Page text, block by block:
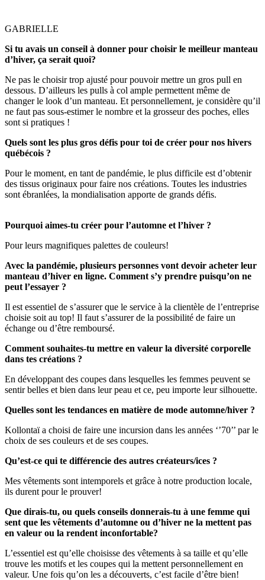
GABRIELLE
Si tu avais un conseil à donner pour choisir le meilleur manteau
d’hiver, ça serait quoi?
Ne pas le choisir trop ajusté pour pouvoir mettre un gros pull en
dessous. D’ailleurs les pulls à col ample permettent même de
changer le look d’un manteau. Et personnellement, je considère qu’il
ne faut pas sous-estimer le nombre et la grosseur des poches, elles
sont si pratiques !
Quels sont les plus gros défis pour toi de créer pour nos hivers
québécois ?
Pour le moment, en tant de pandémie, le plus difficile est d’obtenir
des tissus originaux pour faire nos créations. Toutes les industries
sont ébranlées, la mondialisation apporte de grands défis.
Pourquoi aimes-tu créer pour l’automne et l’hiver ?
Pour leurs magnifiques palettes de couleurs!
Avec la pandémie, plusieurs personnes vont devoir acheter leur
manteau d’hiver en ligne. Comment s’y prendre puisqu’on ne
peut l’essayer ?
Il est essentiel de s’assurer que le service à la clientèle de l’entreprise
choisie soit au top! Il faut s’assurer de la possibilité de faire un
échange ou d’être remboursé.
Comment souhaites-tu mettre en valeur la diversité corporelle
dans tes créations ?
En développant des coupes dans lesquelles les femmes peuvent se
sentir belles et bien dans leur peau et ce, peu importe leur silhouette.
Quelles sont les tendances en matière de mode automne/hiver ?
Kollontaï a choisi de faire une incursion dans les années ‘’70’’ par le
choix de ses couleurs et de ses coupes.
Qu’est-ce qui te différencie des autres créateurs/ices ?
Mes vêtements sont intemporels et grâce à notre production locale,
ils durent pour le prouver!
Que dirais-tu, ou quels conseils donnerais-tu à une femme qui
sent que les vêtements d’automne ou d’hiver ne la mettent pas
en valeur ou la rendent inconfortable?
L’essentiel est qu’elle choisisse des vêtements à sa taille et qu’elle
trouve les motifs et les coupes qui la mettent personnellement en
valeur. Une fois qu’on les a découverts, c’est facile d’être bien!